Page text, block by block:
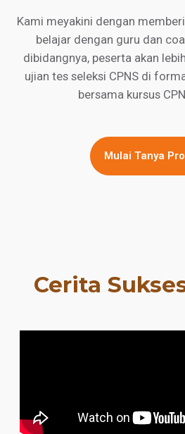
Kami meyakini dengan
belajar dengan guru dan
dibidangnya, peserta akan
ujian tes seleksi CPNS di
bersama kursus
Mulai Tanya
Cerita